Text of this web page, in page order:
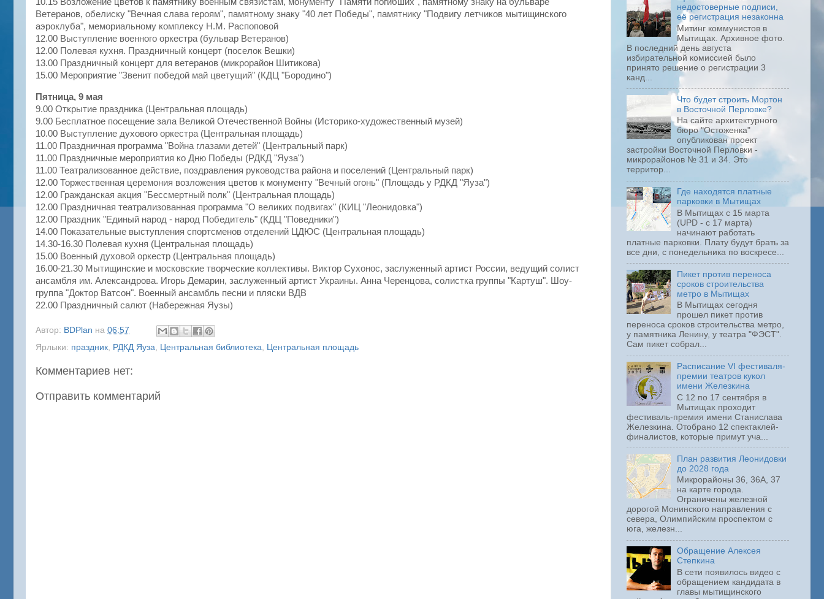
Ветеранов, обелиску "Вечная слава героям", памятному знаку "40 лет Победы", памятнику "Подвигу летчиков мытищинского
аэроклуба", мемориальному комплексу Н.М. Распоповой
12.00 Выступление военного оркестра (бульвар Ветеранов)
12.00 Полевая кухня. Праздничный концерт (поселок Вешки)
13.00 Праздничный концерт для ветеранов (микрорайон Шитикова)
15.00 Мероприятие "Звенит победой май цветущий" (КДЦ "Бородино")
Пятница, 9 мая
9.00 Открытие праздника (Центральная площадь)
9.00 Бесплатное посещение зала Великой Отечественной Войны (Историко-художественный музей)
10.00 Выступление духового оркестра (Центральная площадь)
11.00 Праздничная программа "Война глазами детей" (Центральный парк)
11.00 Праздничные мероприятия ко Дню Победы (РДКД "Яуза")
11.00 Театрализованное действие, поздравления руководства района и поселений (Центральный парк)
12.00 Торжественная церемония возложения цветов к монументу "Вечный огонь" (Площадь у РДКД "Яуза")
12.00 Гражданская акция "Бессмертный полк" (Центральная площадь)
12.00 Праздничная театрализованная программа "О великих подвигах" (КИЦ "Леонидовка")
12.00 Праздник "Единый народ - народ Победитель" (КДЦ "Поведники")
14.00 Показательные выступления спортсменов отделений ЦДЮС (Центральная площадь)
14.30-16.30 Полевая кухня (Центральная площадь)
15.00 Военный духовой оркестр (Центральная площадь)
16.00-21.30 Мытищинские и московские творческие коллективы. Виктор Сухонос, заслуженный артист России, ведущий солист
ансамбля им. Александрова. Игорь Демарин, заслуженный артист Украины. Анна Черенцова, солистка группы "Картуш". Шоу-
группа "Доктор Ватсон". Военный ансамбль песни и пляски ВДВ
22.00 Праздничный салют (Набережная Яузы)
Автор: BDPlan на 06:57
Ярлыки: праздник РДКД Яуза Центральная библиотека Центральная площадь
Комментариев нет:
Отправить комментарий
недостоверные подписи,
её регистрация незаконна
Митинг коммунистов в
Мытищах. Архивное фото.
В последний день августа
избирательной комиссией было
принято решение о регистрации 3
канд...
Что будет строить Мортон
в Восточной Перловке?
На сайте архитектурного
бюро "Остоженка"
опубликован проект
застройки Восточной Перловки -
микрорайонов № 31 и 34. Это
территор...
Где находятся платные
парковки в Мытищах
В Мытищах с 15 марта
(UPD - с 17 марта)
начинают работать
платные парковки. Плату будут брать за
все дни, с понедельника по воскресе...
Пикет против переноса
сроков строительства
метро в Мытищах
В Мытищах сегодня
прошел пикет против
переноса сроков строительства метро,
у памятника Ленину, у театра "ФЭСТ".
Сам пикет собрал...
Расписание VI фестиваля-
премии театров кукол
имени Железкина
С 12 по 17 сентября в
Мытищах проходит
фестиваль-премия имени Станислава
Железкина. Отобрано 12 спектаклей-
финалистов, которые примут уча...
План развития Леонидовки
до 2028 года
Микрорайоны 36, 36А, 37
на карте города.
Ограничены железной
дорогой Монинского направления с
севера, Олимпийским проспектом с
юга, железн...
Обращение Алексея
Степкина
В сети появилось видео с
обращением кандидата в
главы мытищинского